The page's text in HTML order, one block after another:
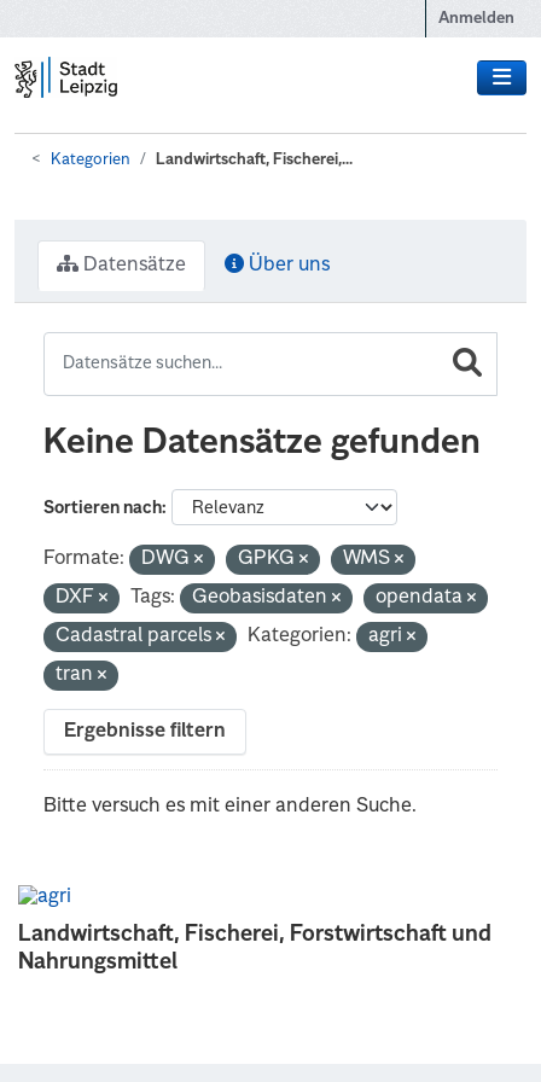
Anmelden
Kategorien Landwirtschaft, Fischerei,...
Landwirtschaft, Fischerei, Forstwirtschaft und
Nahrungsmittel
Datensätze Über uns
Keine Datensätze gefunden
Sortieren nach
Formate: DWG GPKG
WMS
DXF
Tags: Geobasisdaten
opendata
Cadastral parcels
Kategorien:
agri
tran
Ergebnisse filtern
Bitte versuch es mit einer anderen Suche.